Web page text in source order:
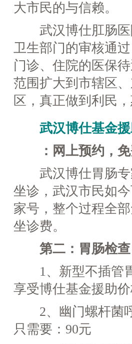
大市民的与信赖。
武汉博仕肛肠医
卫生部门的审核通
门诊、住院的医保
范围扩大到市辖区
区，真正做到利民
武汉博仕基金
：网上预约，
武汉博仕胃肠专
坐诊，武汉市民如
家号，整个过程全
坐诊费。
第二：胃肠检
1、新型不插管胃
享受博仕基金援助
2、幽门螺杆菌呼
只需要：90元